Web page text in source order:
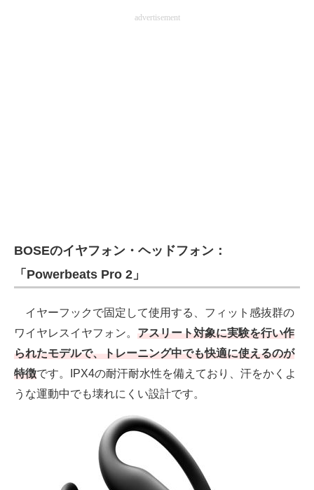
advertisement
BOSEのイヤフォン・ヘッドフォン：
「Powerbeats Pro 2」
イヤーフックで固定して使用する、フィット感抜群の
ワイヤレスイヤフォン。 アスリート対象に実験を行い作
られたモデルで、トレーニング中でも快適に使えるのが
特徴です。IPX4の耐汗耐水性を備えており、汗をかくよ
うな運動中でも壊れにくい設計です。